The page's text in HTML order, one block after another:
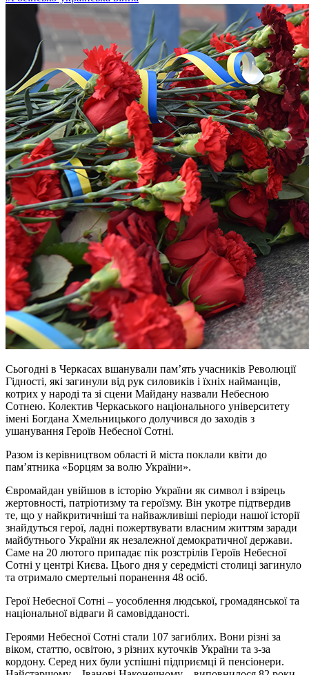
Сьогодні в Черкасах вшанували пам’ять учасників Революції
Гідності, які загинули від рук силовиків і їхніх найманців,
котрих у народі та зі сцени Майдану назвали Небесною
Сотнею. Колектив Черкаського національного університету
імені Богдана Хмельницького долучився до заходів з
ушанування Героїв Небесної Сотні.
Разом із керівництвом області й міста поклали квіти до
пам’ятника «Борцям за волю України».
Євромайдан увійшов в історію України як символ і взірець
жертовності, патріотизму та героїзму. Він укотре підтвердив
те, що у найкритичніші та найважливіші періоди нашої історії
знайдуться герої, ладні пожертвувати власним життям заради
майбутнього України як незалежної демократичної держави.
Саме на 20 лютого припадає пік розстрілів Героїв Небесної
Сотні у центрі Києва. Цього дня у середмісті столиці загинуло
та отримало смертельні поранення 48 осіб.
Герої Небесної Сотні – уособлення людської, громадянської та
національної відваги й самовідданості.
Героями Небесної Сотні стали 107 загиблих. Вони різні за
віком, статтю, освітою, з різних куточків України та з-за
кордону. Серед них були успішні підприємці й пенсіонери.